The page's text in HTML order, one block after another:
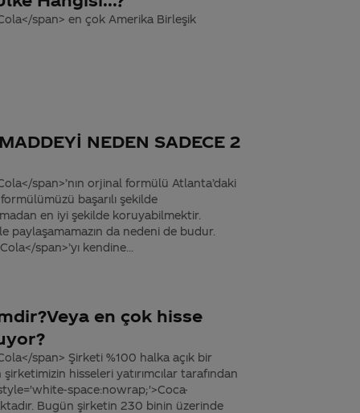
span> en çok Amerika Birleşik
NEDEN SADECE 2
span>’nın orjinal formülü Atlanta’daki
başarılı şekilde
en iyi şekilde koruyabilmektir.
paylaşamamazın da nedeni de budur.
span>’yı kendine...
en çok hisse
span> Şirketi %100 halka açık bir
hisseleri yatırımcılar tarafından
style='white-space:nowrap;'>Coca-
Bugün şirketin 230 binin üzerinde